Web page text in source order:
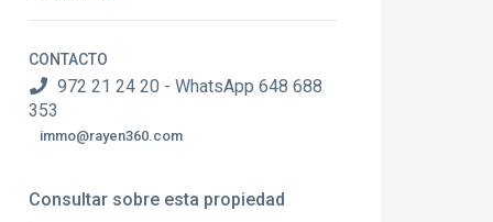
CONTACTO
972 21 24 20 - WhatsApp 648 688
353
immo@rayen360.com
Consultar sobre esta propiedad